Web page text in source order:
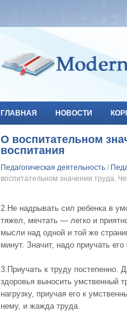
ГЛАВНАЯ НОВОСТИ
О воспитательном
воспитания
Педагогическая деятельность /
воспитательном значении труда.
2.Не надрывать сил ребенка в
тяжел, мечтать — легко и
мысли над одной и той же
минут. Значит, надо приучать
3.Приучать к труду постепенно.
здоровья выносить умственный
нагрузку, приучая его к
нему, и жажда труда.